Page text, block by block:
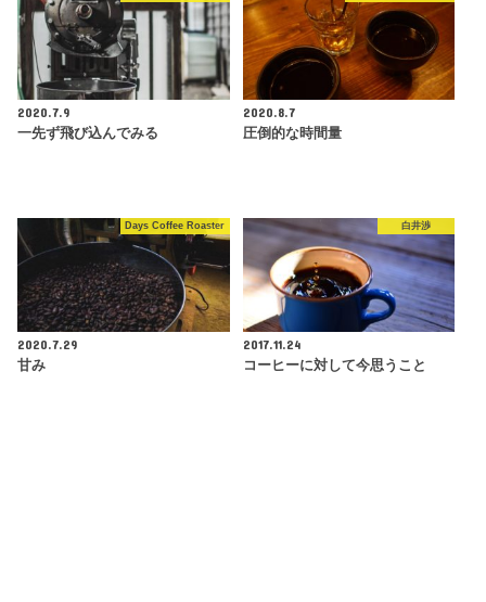
2020.7.9
一先ず飛び込んでみる
2020.8.7
圧倒的な時間量
Days Coffee Roaster
2020.7.29
甘み
白井渉
2017.11.24
コーヒーに対して今思うこと